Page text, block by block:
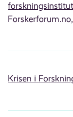
Krisen i